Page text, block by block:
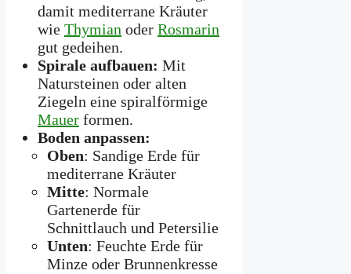
damit mediterrane Kräuter
wie Thymian oder Rosmarin
gut gedeihen.
Spirale aufbauen: Mit
Natursteinen oder alten
Ziegeln eine spiralförmige
Mauer formen.
Boden anpassen:
Oben: Sandige Erde für
mediterrane Kräuter
Mitte: Normale
Gartenerde für
Schnittlauch und Petersilie
Unten: Feuchte Erde für
Minze oder Brunnenkresse